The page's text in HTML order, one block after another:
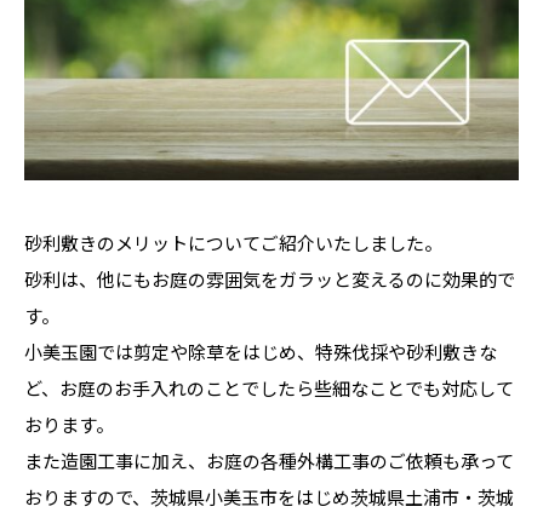
砂利敷きのメリットについてご紹介いたしました。
砂利は、他にもお庭の雰囲気をガラッと変えるのに効果的で
す。
小美玉園では剪定や除草をはじめ、特殊伐採や砂利敷きな
ど、お庭のお手入れのことでしたら些細なことでも対応して
おります。
また造園工事に加え、お庭の各種外構工事のご依頼も承って
おりますので、茨城県小美玉市をはじめ茨城県土浦市・茨城